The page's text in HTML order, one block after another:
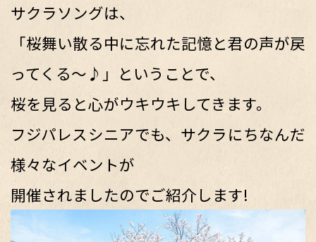
サクラソングは、
「桜舞い散る中に忘れた記憶と君の声が戻
ってくる～♪」ということで、
桜を見ると心がウキウキしてきます。
フジパレスシニアでも、サクラにちなんだ
様々なイベントが
開催されましたのでご紹介します!